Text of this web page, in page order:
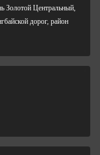
Золотой Центральный,
дорог, район